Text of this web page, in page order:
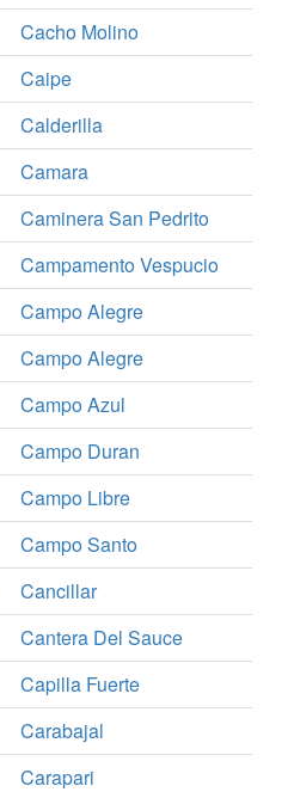
Cacho Molino
Caipe
Calderilla
Camara
Caminera San Pedrito
Campamento Vespucio
Campo Alegre
Campo Alegre
Campo Azul
Campo Duran
Campo Libre
Campo Santo
Cancillar
Cantera Del Sauce
Capilla Fuerte
Carabajal
Carapari